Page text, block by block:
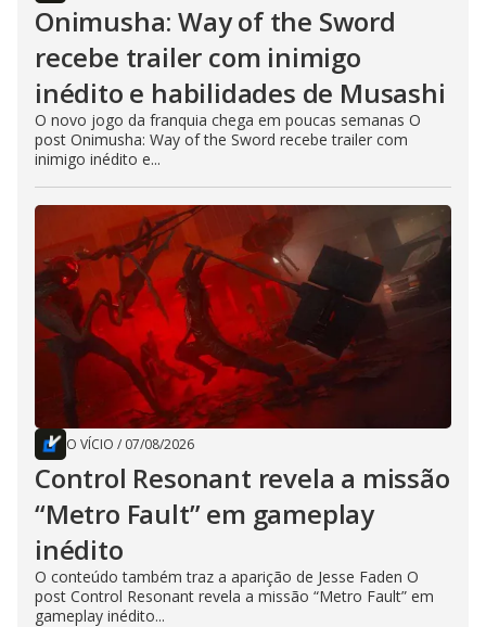
Onimusha: Way of the Sword
recebe trailer com inimigo
inédito e habilidades de Musashi
O novo jogo da franquia chega em poucas semanas O
post Onimusha: Way of the Sword recebe trailer com
inimigo inédito e...
O VÍCIO / 07/08/2026
Control Resonant revela a missão
“Metro Fault” em gameplay
inédito
O conteúdo também traz a aparição de Jesse Faden O
post Control Resonant revela a missão “Metro Fault” em
gameplay inédito...